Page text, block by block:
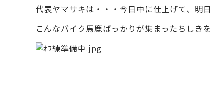
代表ヤマサキは・・・今日中に仕上げて、明
こんなバイク馬鹿ばっかりが集まったちしき